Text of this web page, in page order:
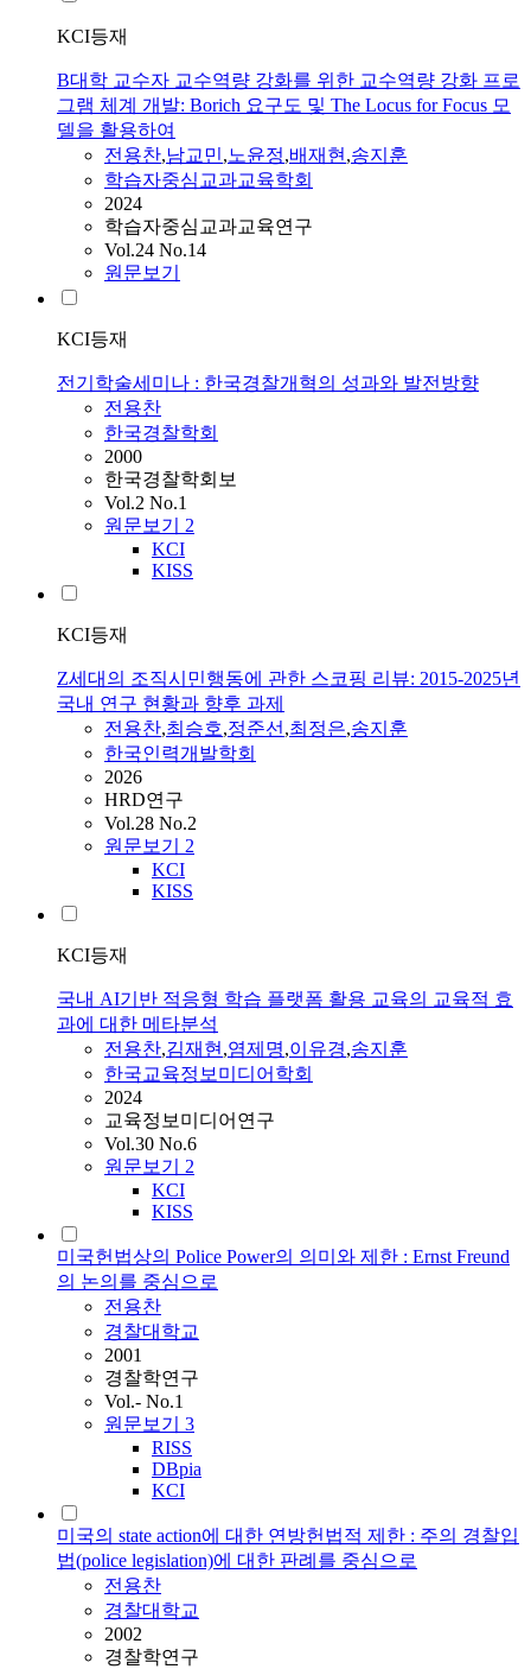
KCI등재
B대학 교수자 교수역량 강화를 위한 교수역량 강화 프로
그램 체계 개발: Borich 요구도 및 The Locus for Focus 모
델을 활용하여
전용찬,남교민,노윤정,배재현,송지훈
학습자중심교과교육학회
2024
학습자중심교과교육연구
Vol.24 No.14
원문보기
KCI등재
전기학술세미나 : 한국경찰개혁의 성과와 발전방향
전용찬
한국경찰학회
2000
한국경찰학회보
Vol.2 No.1
원문보기 2
KCI
KISS
KCI등재
Z세대의 조직시민행동에 관한 스코핑 리뷰: 2015-2025년
국내 연구 현황과 향후 과제
전용찬,최승호,정준선,최정은,송지훈
한국인력개발학회
2026
HRD연구
Vol.28 No.2
원문보기 2
KCI
KISS
KCI등재
국내 AI기반 적응형 학습 플랫폼 활용 교육의 교육적 효
과에 대한 메타분석
전용찬,김재현,염제명,이유경,송지훈
한국교육정보미디어학회
2024
교육정보미디어연구
Vol.30 No.6
원문보기 2
KCI
KISS
미국헌법상의 Police Power의 의미와 제한 : Ernst Freund
의 논의를 중심으로
전용찬
경찰대학교
2001
경찰학연구
Vol.- No.1
원문보기 3
RISS
DBpia
KCI
미국의 state action에 대한 연방헌법적 제한 : 주의 경찰입
법(police legislation)에 대한 판례를 중심으로
전용찬
경찰대학교
2002
경찰학연구